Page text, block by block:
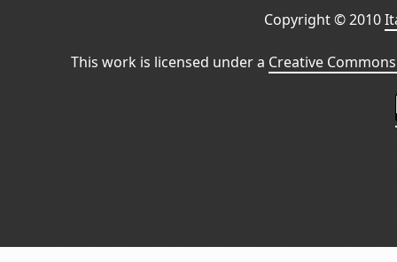
Copyright © 2010
This work is licensed under a Creative